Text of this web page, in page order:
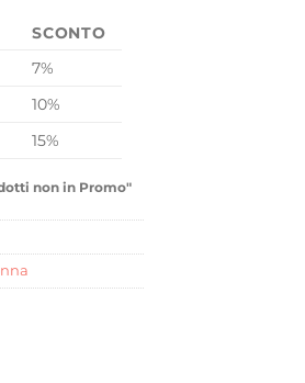
SCONTO
7%
10%
15%
non in Promo"